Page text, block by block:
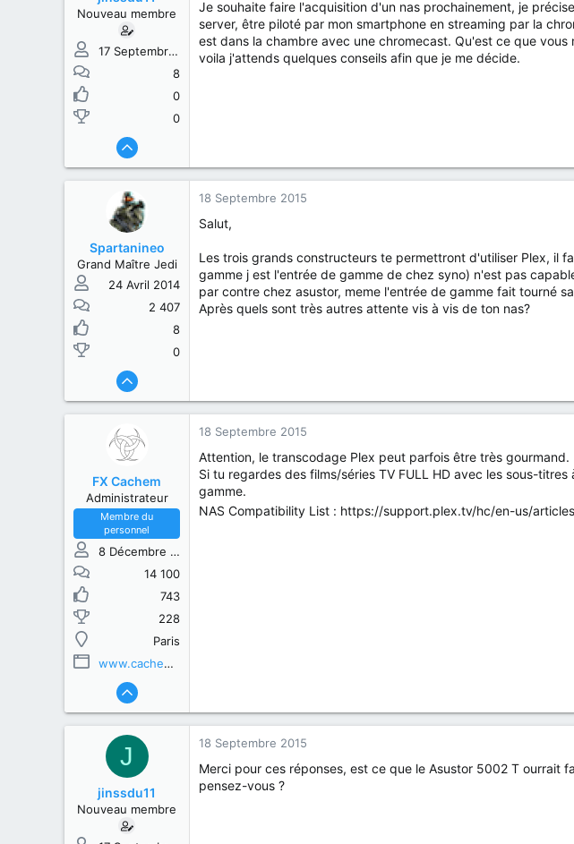
u
e
t
u
Nouveau membre
17 Septembre 2015
8
0
0
Je souhaite faire l'acquisition d'un nas prochainement, je
server, être piloté par mon smartphone en streaming par la
est dans la chambre avec une chromecast. Qu'est ce que
voila j'attends quelques conseils afin que je me décide.
Spartanineo
Grand Maître Jedi
24 Avril 2014
2 407
8
0
18 Septembre 2015
Salut,
Les trois grands constructeurs te permettront d'utiliser Plex, il
gamme j est l'entrée de gamme de chez syno) n'est pas
par contre chez asustor, meme l'entrée de gamme fait tourné
Après quels sont très autres attente vis à vis de ton nas?
FX Cachem
Administrateur
Membre du
personnel
8 Décembre 2013
14 100
743
228
Paris
www.cachem.fr
18 Septembre 2015
Attention, le transcodage Plex peut parfois être très gourmand.
Si tu regardes des films/séries TV FULL HD avec les sous-
gamme.
NAS Compatibility List : https://support.plex.tv/hc/en-us/
J
jinssdu11
Nouveau membre
18 Septembre 2015
Merci pour ces réponses, est ce que le Asustor 5002 T ourrait
pensez-vous ?